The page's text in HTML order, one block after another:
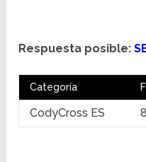
Respuesta posible:
Categoría
CodyCross ES